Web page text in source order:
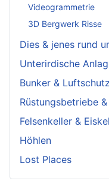
Videogrammetrie
3D Bergwerk Risse
Dies & jenes rund
Unterirdische
Bunker & Luftschutz
Rüstungsbetriebe
Felsenkeller &
Höhlen
Lost Places